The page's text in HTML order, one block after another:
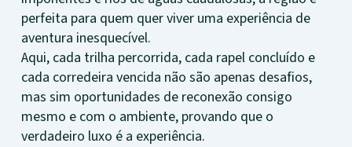
perfeita para quem quer viver uma experiência de
aventura inesquecível.
Aqui, cada trilha percorrida, cada rapel concluído e
cada corredeira vencida não são apenas desafios,
mas sim oportunidades de reconexão consigo
mesmo e com o ambiente, provando que o
verdadeiro luxo é a experiência.